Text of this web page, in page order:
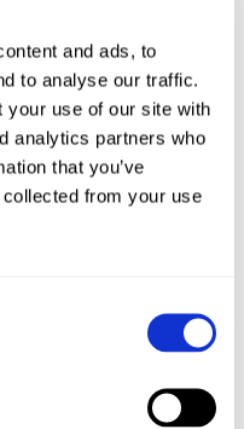
and ads, to
to analyse our traffic.
your use of our site with
analytics partners who
that you’ve
from your use
um 12:08
Herbst 🍂 😍
und sie sind
doppelte Menge passt